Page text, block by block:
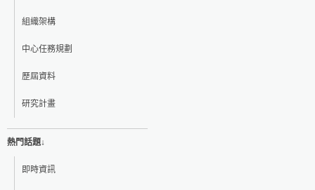
組織架構
中心任務規劃
歷屆資料
研究計畫
熱門話題↓
即時資訊